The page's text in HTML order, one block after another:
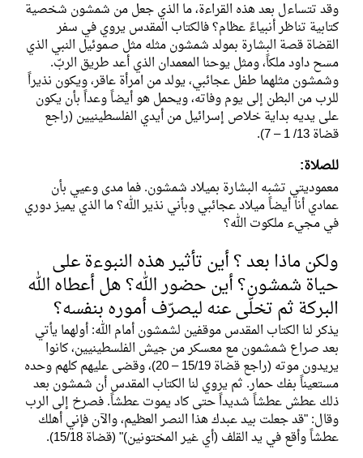
وقد تتساءل بعد هذه القراءة، ما الذي جعل من شمشون شخصية
كتابية تناظر أنبياءً عظام؟ فالكتاب المقدس يروي في سفر
القضاة قصة البشارة بمولد شمشون مثله مثل صموئيل النبي الذي
مسح داود ملكاً، ومثل يوحنا المعمدان الذي أعد طريق الربّ.
وشمشون مثلهما طفل عجائبي، يولد من امرأة عاقر، ويكون نذيراً
للرب من البطن إلى يوم وفاته، ويحمل هو أيضاً وعداً بأن يكون
على يديه بداية خلاص إسرائيل من أيدي الفلسطينيين (راجع
قضاة 13/ 1 – 7).
للصلاة:
معموديتي تشبه البشارة بميلاد شمشون. فما مدى وعيي بأن
عمادي أنا أيضاً ميلاد عجائبي وبأني نذير الله؟ ما الذي يميز دوري
في مجيء ملكوت الله؟
ولكن ماذا بعد ؟ أين تأثير هذه النبوءة على
حياة شمشون؟ أين حضور الله؟ هل أعطاه الله
البركة ثم تخلّى عنه ليصرّف أموره بنفسه؟
يذكر لنا الكتاب المقدس موقفين لشمشون أمام الله: أولهما يأتي
بعد صراع شمشمون مع معسكر من جيش الفلسطينيين، كانوا
يريدون موته (راجع قضاة 15/19 – 20)، وقضى عليهم كلهم وحده
مستعيناً بفك حمار. ثم يروي لنا الكتاب المقدس أن شمشون بعد
ذلك عطش عطشاً شديداً حتى كاد يموت عطشاً. فصرخ إلى الرب
وقال: "قد جعلت بيد عبدك هذا النصر العظيم، والآن فإني أهلك
عطشاً وأقع في يد القلف (أي غير المختونين)" (قضاة 15/18).